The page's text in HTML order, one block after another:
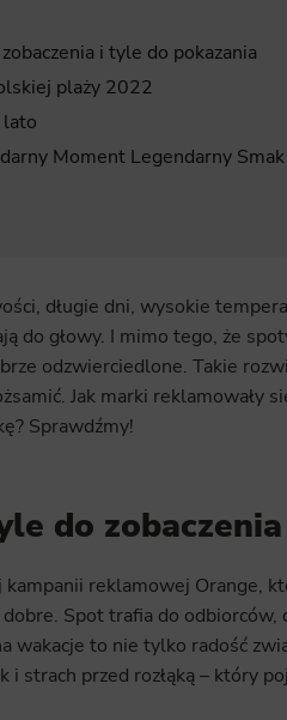
i tyle do pokazania
plaży 2022
Moment Legendarny Smak
długie dni, wysokie
do głowy. I mimo tego, że
odzwierciedlone. Takie
Jak marki reklamowały
Sprawdźmy!
do
reklamowej Orange,
dobre. Spot trafia do
wakacje to nie tylko radość
strach przed rozłąką – który